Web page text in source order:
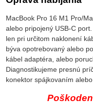
MacBook Pro 16 M1 Pro/
alebo pripojený USB-C
len pri určitom naklonení
býva opotrebovaný alebo
kábel adaptéra, alebo
Diagnostikujeme presnú
konektor spájkovaním